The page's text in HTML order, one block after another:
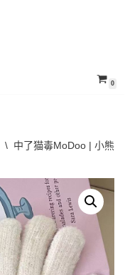
0
\ 中了猫毒MoDoo | 小熊